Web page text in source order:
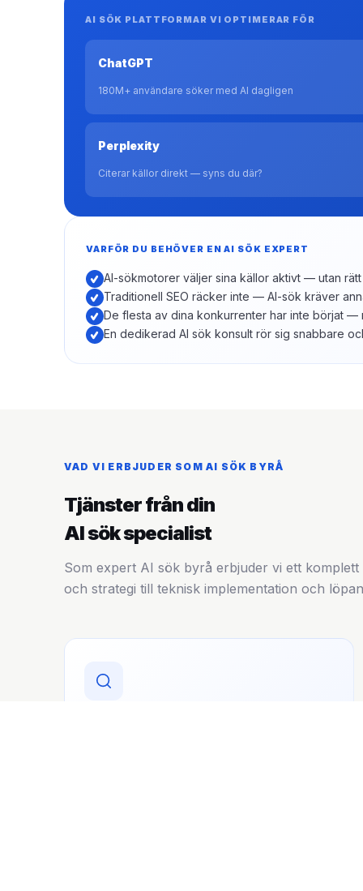
AI SÖK PLATTFORMAR VI OPTIMERAR FÖR
ChatGPT
180M+ användare söker med AI dagligen
Perplexity
Citerar källor direkt — syns du där?
VARFÖR DU BEHÖVER EN AI SÖK EXPERT
AI-sökmotorer väljer sina källor aktivt — utan
Traditionell SEO räcker inte — AI-sök kräver
De flesta av dina konkurrenter har inte börjat —
En dedikerad AI sök konsult rör sig snabbare
VAD VI ERBJUDER SOM AI SÖK BYRÅ
Tjänster från din
AI sök specialist
Som expert AI sök byrå erbjuder vi ett
och strategi till teknisk implementation och